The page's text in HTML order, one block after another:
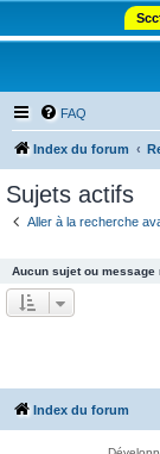
FAQ
Index du forum
Sujets actifs
Aller à la recherche
Aucun sujet ou
Index du forum